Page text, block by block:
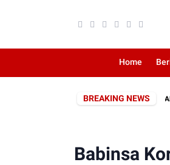
Home
BREAKING NEWS
CEPAT KODIM 1307/POSO, KEBAKARAN
Babinsa